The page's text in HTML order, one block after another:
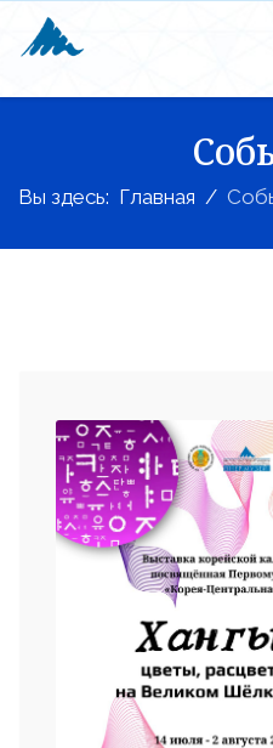
Вы здесь: Главная